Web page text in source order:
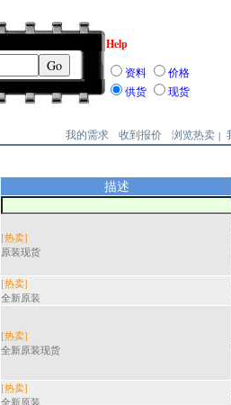
Help
资料
价格
供货
现货
我的需求 收到报价 浏览热卖 |
描述
[热卖]
原装现货
[热卖]
全新原装
[热卖]
全新原装现货
[热卖]
全新原装